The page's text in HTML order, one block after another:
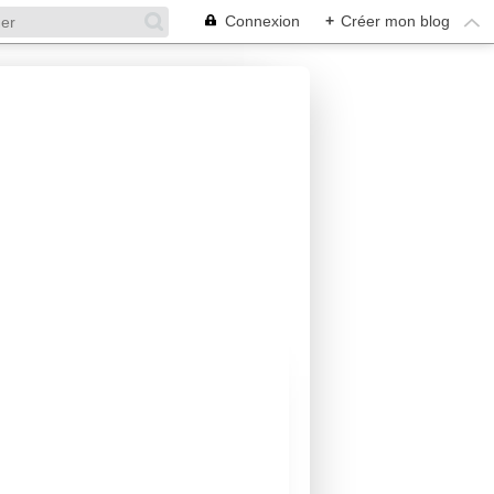
Connexion + Créer mon blog